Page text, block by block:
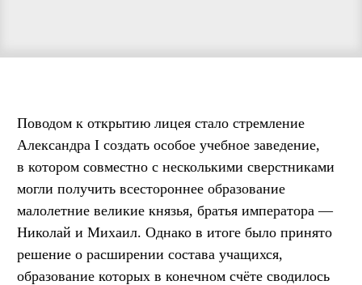
Поводом к открытию лицея стало стремление
Александра I создать особое учебное заведение,
в котором совместно с несколькими сверстниками
могли получить всестороннее образование
малолетние великие князья, братья императора —
Николай и Михаил. Однако в итоге было принято
решение о расширении состава учащихся,
образование которых в конечном счёте сводилось